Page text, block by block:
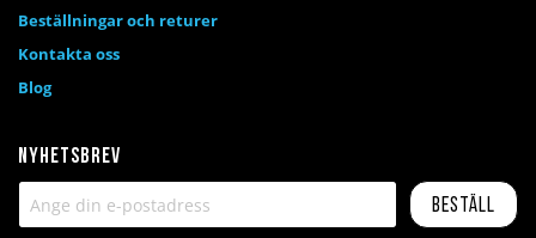
Nyhetsbrev
Beställ
Beställningar och returer
Kontakta oss
Blog